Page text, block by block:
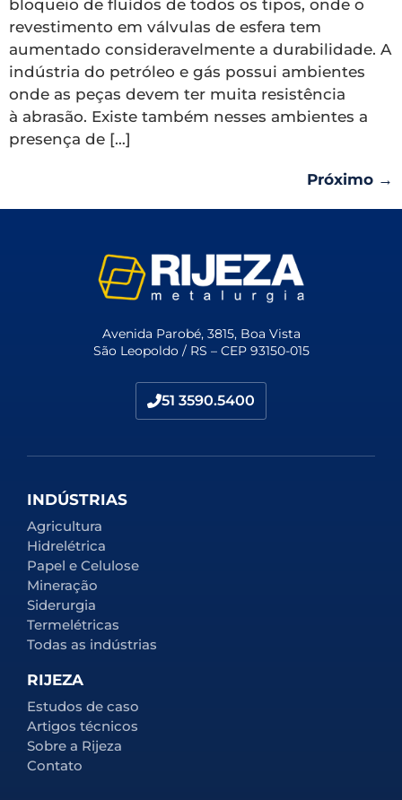
bloqueio de fluídos de todos os tipos, onde o
revestimento em válvulas de esfera tem
aumentado consideravelmente a durabilidade. A
indústria do petróleo e gás possui ambientes
onde as peças devem ter muita resistência
à abrasão. Existe também nesses ambientes a
presença de […]
Próximo →
Avenida Parobé, 3815, Boa Vista
São Leopoldo / RS – CEP 93150-015
51 3590.5400
INDÚSTRIAS
Agricultura
Hidrelétrica
Papel e Celulose
Mineração
Siderurgia
Termelétricas
Todas as indústrias
RIJEZA
Estudos de caso
Artigos técnicos
Sobre a Rijeza
Contato